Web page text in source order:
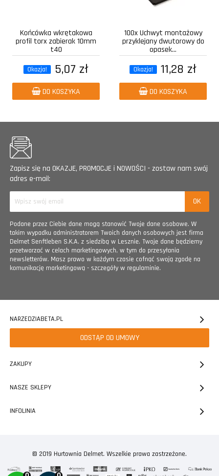
Końcówka wkrętakowa
profil torx zabierak 10mm
t40
Okazja! 5,07 zł
DO KOSZYKA
100x Uchwyt montażowy
przyklejany dwutorowy do
opasek...
Okazja! 11,28 zł
DO KOSZYKA
Zapisz się na OKAZJE, PROMOCJE i NOWOŚCI - zostaw nam swój
adres e-mail:
Podane przez Ciebie dane mogą stanowić Twoje dane osobowe. W
takim wypadku administratorem Twoich danych osobowych jest firma
Delmet Senftleben S.K.A. z siedzibą w Lesznie. Twoje dane będziemy
przetwarzać w celach marketingowych, w tym do przesyłania
newsletterów. Masz prawo w każdym czasie cofnąć swoją zgodę na
komunikację marketingową - szczegóły w regulaminie.
NARZEDZIABETA.PL
ODSTĄP OD UMOWY
ZAKUPY
NASZE SKLEPY
INFOLINIA
© 2019 Hurtownia Delmet. Wszelkie prawa zastrzeżone.